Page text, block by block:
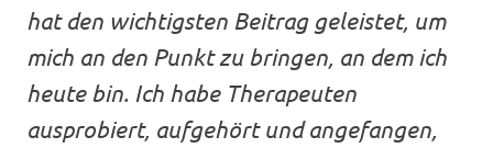
hat den wichtigsten Beitrag geleistet, um
mich an den Punkt zu bringen, an dem ich
heute bin. Ich habe Therapeuten
ausprobiert, aufgehört und angefangen,